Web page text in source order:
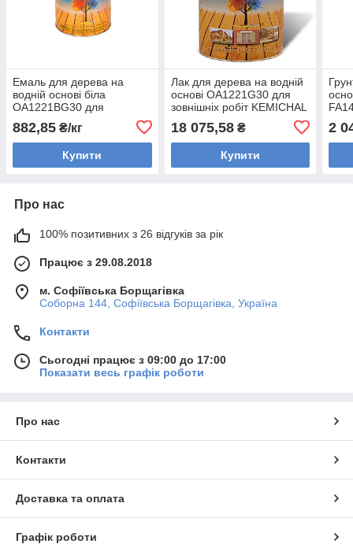
Емаль для дерева на
водній основі біла
OA1221BG30 для
зовнішніх робіт KEMICHAL
(Італія) напівматова (1 кг)
882,85 ₴/кг
Купити
Лак для дерева на водній
основі OA1221G30 для
зовнішніх робіт KEMICHAL
(Італія) напівматовий, (25
кг)
18 075,58₴
Купити
(5
2
Про нас
100% позитивних з 26 відгуків за рік
Працює з 29.08.2018
м. Софіївська Борщагівка
Соборна 144, Софіївська Борщагівка, Україна
Контакти
Сьогодні працює з 09:00 до 17:00
Показати весь графік роботи
Про нас
Контакти
Доставка та оплата
Графік роботи